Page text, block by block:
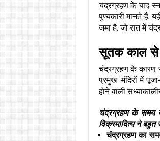
चंद्रग्रहण के बाद
पुण्यकारी मानते हैं.
जमा है. जो रात में
सूतक काल से
चंद्रग्रहण के कारण
प्रमुख मंदिरों में
होने वाली
चंद्रग्रहण के समय
विक्रमादित्य ने बहुत
चंद्रग्रहण का